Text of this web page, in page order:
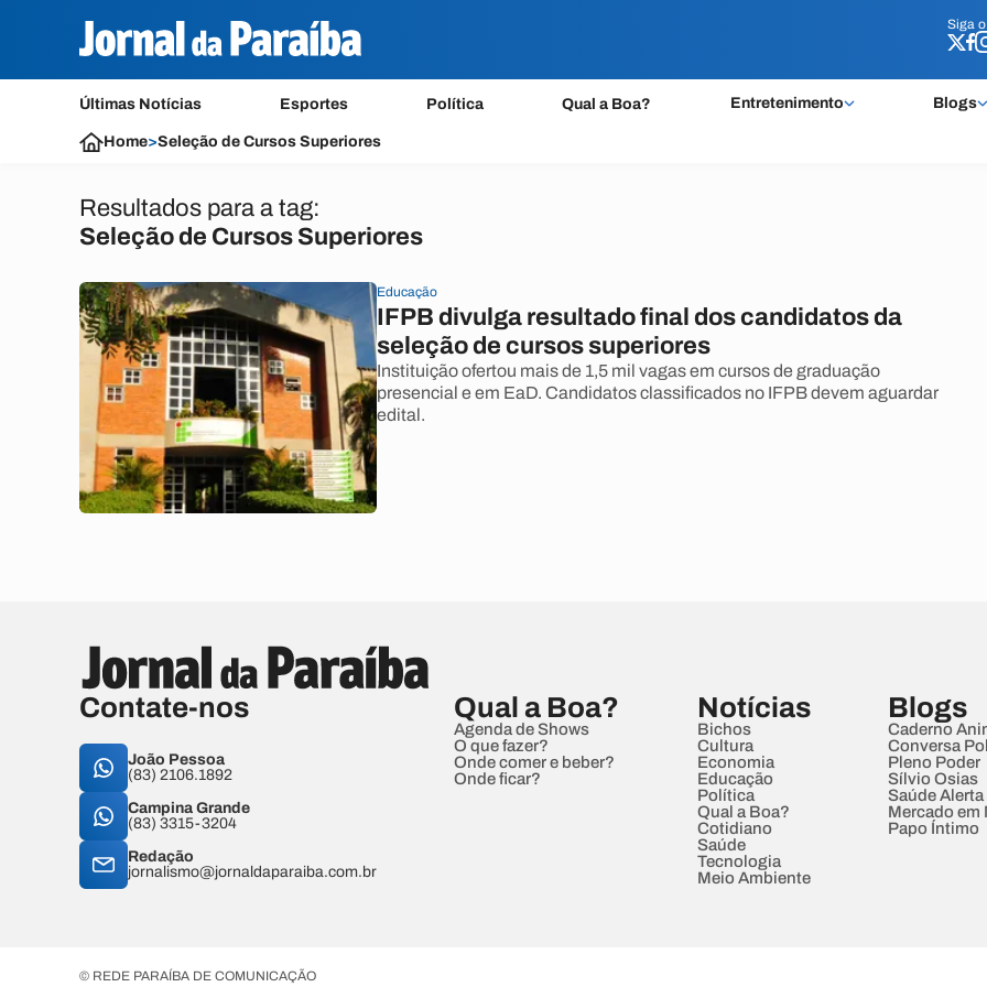
Siga o
Últimas Notícias Esportes Política Qual a Boa? Entretenimento Blogs
Siga o
Home>Seleção de Cursos Superiores
Resultados para a tag:
Seleção de Cursos Superiores
Educação
IFPB divulga resultado final dos candidatos da
seleção de cursos superiores
Instituição ofertou mais de 1,5 mil vagas em cursos de graduação
presencial e em EaD. Candidatos classificados no IFPB devem aguardar
edital.
Contate-nos
João Pessoa
(83) 2106.1892
Campina Grande
(83) 3315-3204
Redação
jornalismo@jornaldaparaiba.com.br
Qual a Boa?
Agenda de Shows
O que fazer?
Onde comer e beber?
Onde ficar?
Notícias
Bichos
Cultura
Economia
Educação
Política
Qual a Boa?
Cotidiano
Saúde
Tecnologia
Meio Ambiente
Blogs
Caderno
Conversa
Pleno Poder
Sílvio Osias
Saúde Alerta
Mercado em
Papo Íntimo
© REDE PARAÍBA DE COMUNICAÇÃO